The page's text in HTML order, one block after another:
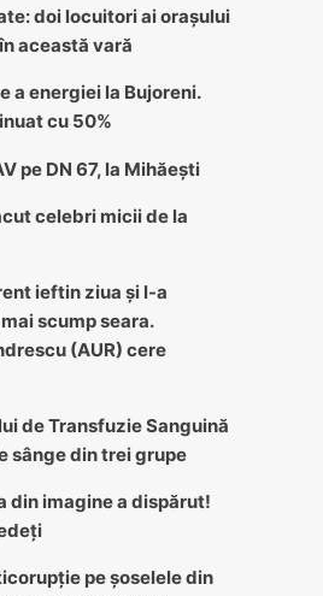
doi locuitori ai orașului
această vară
a energiei la Bujoreni.
cu 50%
pe DN 67, la Mihăești
celebri micii de la
ieftin ziua și l-a
scump seara.
(AUR) cere
de Transfuzie Sanguină
sânge din trei grupe
din imagine a dispărut!
pe șoselele din